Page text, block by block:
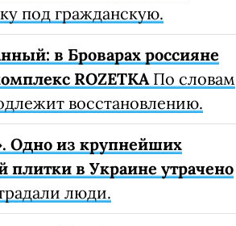
под гражданскую.
в Броварах россияне
ROZETKAПо словам
восстановлению.
Одно из крупнейших
плитки в Украине утрачено
люди.